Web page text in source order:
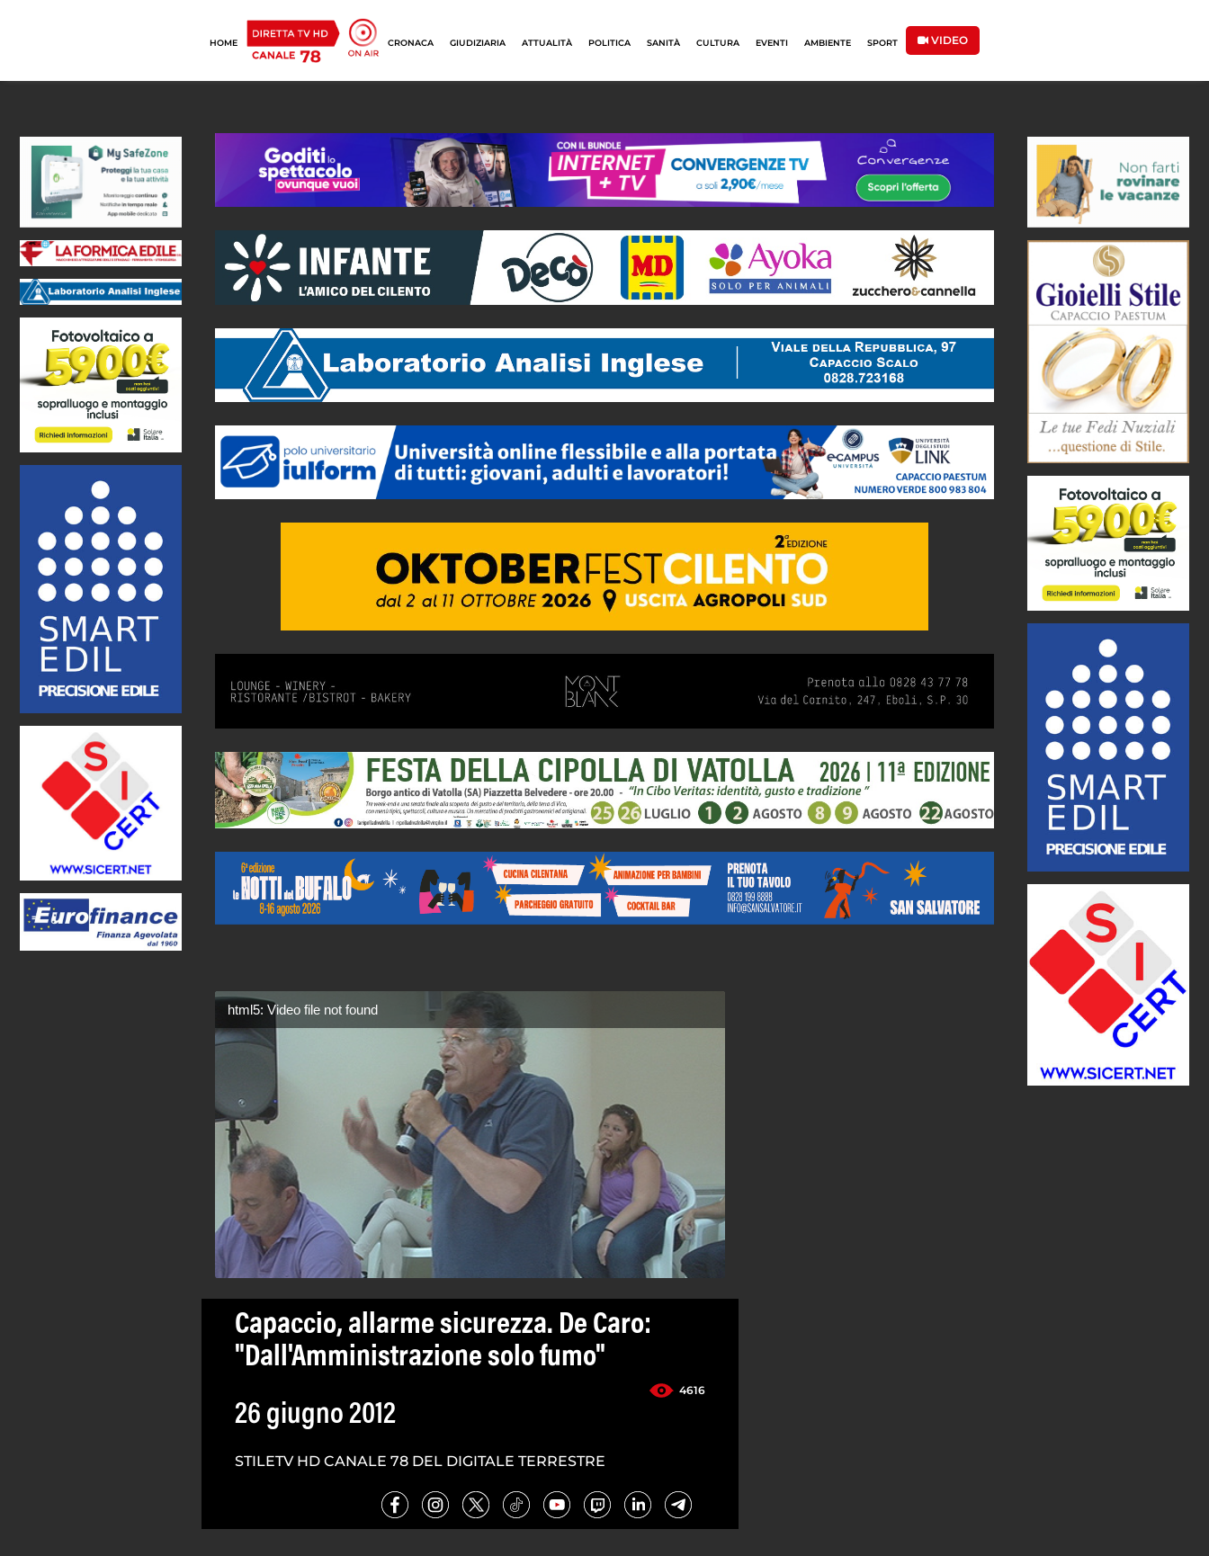
HOME CRONACA GIUDIZIARIA ATTUALITÀ POLITICA SANITÀ CULTURA EVENTI AMBIENTE SPORT VIDEO
html5: Video file not found
Capaccio, allarme sicurezza. De Caro:
"Dall'Amministrazione solo fumo"
4616
26 giugno 2012
STILETV HD CANALE 78 DEL DIGITALE TERRESTRE